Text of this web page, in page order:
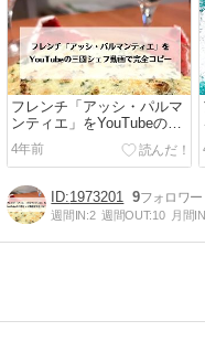
フレンチ「アッシ・パルマ
ンティエ」をYouTubeの三
國シェフ動画で完全コピー
4年前
1973201 9
週間IN:2 週間OUT:10 月間